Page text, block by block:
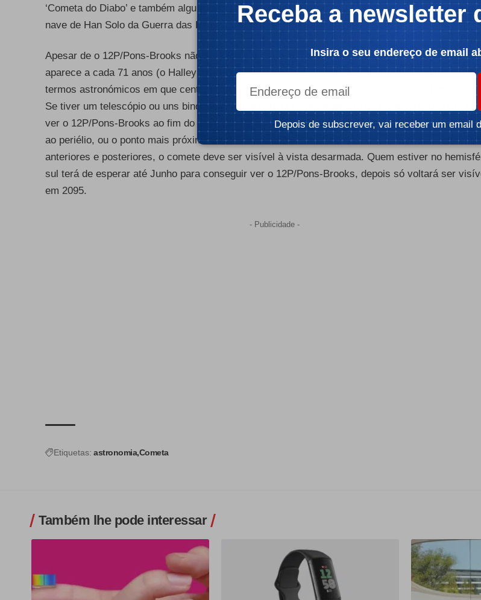
‘Cometa do Diabo’ e também algumas comparações com a forma da Millenium Falcon, a famosa
nave de Han Solo da Guerra das Estrela.
Apesar de o 12P/Pons-Brooks não ser tão conhecido como o cometa Halley, este corpo celeste
aparece a cada 71 anos (o Halley aparece a cada 76 anos). Isto é considerado um período
termos astronómicos em que centenas ou milhares de anos são considerados pouco tempo.
Se tiver um telescópio ou uns binóculos, quem estiver neste momento no hemisfério norte já pode
ver o 12P/Pons-Brooks ao fim do dia na direcção oeste. É esperado que o 12P/Pons-Brooks
ao periélio, ou o ponto mais próximo do Sol da sua órbita, a 21 de Abril. Nos dias imediatamente
anteriores e posteriores, o comete deve ser visível à vista desarmada. Quem estiver no
sul terá de esperar até Junho para conseguir ver o 12P/Pons-Brooks, depois só voltará ser
em 2095.
- Publicidade -
Etiquetas: astronomia Cometa
Também lhe pode interessar
Receba a newsletter
Insira o seu endereço de email
Depois de subscrever, vai receber um email